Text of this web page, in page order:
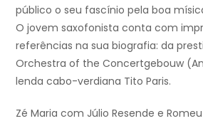
público o seu fascínio pela boa
O jovem saxofonista conta com
referências na sua biografia: da
Orchestra of the Concertgebouw
lenda cabo-verdiana Tito Paris.
Zé Maria com Júlio Resende e